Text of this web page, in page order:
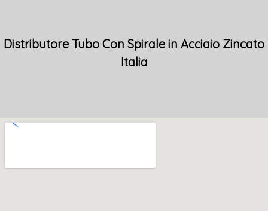
Distributore Tubo Con Spirale in Acciaio Zincato
Italia